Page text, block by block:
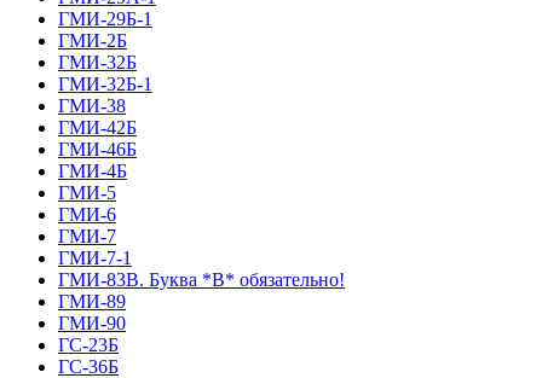
ГМИ-29Б-1
ГМИ-2Б
ГМИ-32Б
ГМИ-32Б-1
ГМИ-38
ГМИ-42Б
ГМИ-46Б
ГМИ-4Б
ГМИ-5
ГМИ-6
ГМИ-7
ГМИ-7-1
ГМИ-83В. Буква *В* обязательно!
ГМИ-89
ГМИ-90
ГС-23Б
ГС-36Б